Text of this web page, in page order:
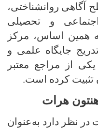
آگاهی روانشناختی،
و تحصیلی
همین اساس، مرکز
جایگاه علمی و
از مراجع معتبر
تثبیت کرده است.
هرات
نظر دارد به‌عنوان